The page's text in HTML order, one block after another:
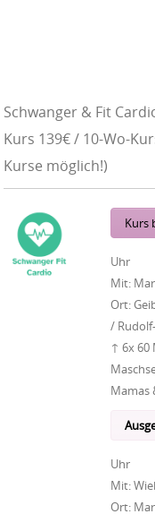
Schwanger & Fit
Kurs 139€ / 10-Wo-
Kurse möglich!)
Kurs
Uhr
Mit:
Ort:
/
↑ 6x 60
Mamas
Uhr
Mit:
Ort: